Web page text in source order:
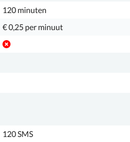
120 minuten
€ 0,25 per minuut
120 SMS